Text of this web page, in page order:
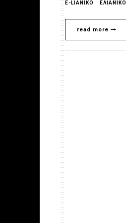
E-LIANIKO EΛΙΑΝΙΚΟ
read more